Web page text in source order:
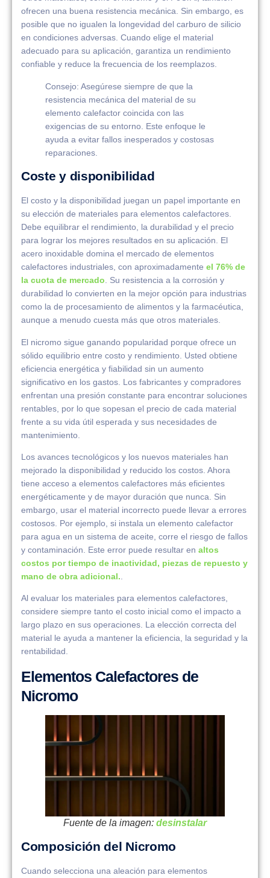
ofrecen una buena resistencia mecánica. Sin embargo, es
posible que no igualen la longevidad del carburo de silicio
en condiciones adversas. Cuando elige el material
adecuado para su aplicación, garantiza un rendimiento
confiable y reduce la frecuencia de los reemplazos.
Consejo: Asegúrese siempre de que la
resistencia mecánica del material de su
elemento calefactor coincida con las
exigencias de su entorno. Este enfoque le
ayuda a evitar fallos inesperados y costosas
reparaciones.
Coste y disponibilidad
El costo y la disponibilidad juegan un papel importante en
su elección de materiales para elementos calefactores.
Debe equilibrar el rendimiento, la durabilidad y el precio
para lograr los mejores resultados en su aplicación. El
acero inoxidable domina el mercado de elementos
calefactores industriales, con aproximadamente el 76% de
la cuota de mercado . Su resistencia a la corrosión y
durabilidad lo convierten en la mejor opción para industrias
como la de procesamiento de alimentos y la farmacéutica,
aunque a menudo cuesta más que otros materiales.
El nicromo sigue ganando popularidad porque ofrece un
sólido equilibrio entre costo y rendimiento. Usted obtiene
eficiencia energética y fiabilidad sin un aumento
significativo en los gastos. Los fabricantes y compradores
enfrentan una presión constante para encontrar soluciones
rentables, por lo que sopesan el precio de cada material
frente a su vida útil esperada y sus necesidades de
mantenimiento.
Los avances tecnológicos y los nuevos materiales han
mejorado la disponibilidad y reducido los costos. Ahora
tiene acceso a elementos calefactores más eficientes
energéticamente y de mayor duración que nunca. Sin
embargo, usar el material incorrecto puede llevar a errores
costosos. Por ejemplo, si instala un elemento calefactor
para agua en un sistema de aceite, corre el riesgo de fallos
y contaminación. Este error puede resultar en altos
costos por tiempo de inactividad, piezas de repuesto y
mano de obra adicional.
Al evaluar los materiales para elementos calefactores,
considere siempre tanto el costo inicial como el impacto a
largo plazo en sus operaciones. La elección correcta del
material le ayuda a mantener la eficiencia, la seguridad y la
rentabilidad.
Elementos Calefactores de
Nicromo
Fuente de la imagen: desinstalar
Composición del Nicromo
Cuando selecciona una aleación para elementos